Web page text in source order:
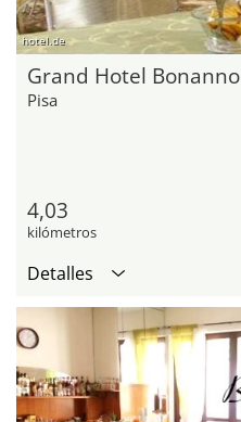
hotel.de
Grand Hotel Bonanno
Pisa
4,03
kilómetros
Detalles